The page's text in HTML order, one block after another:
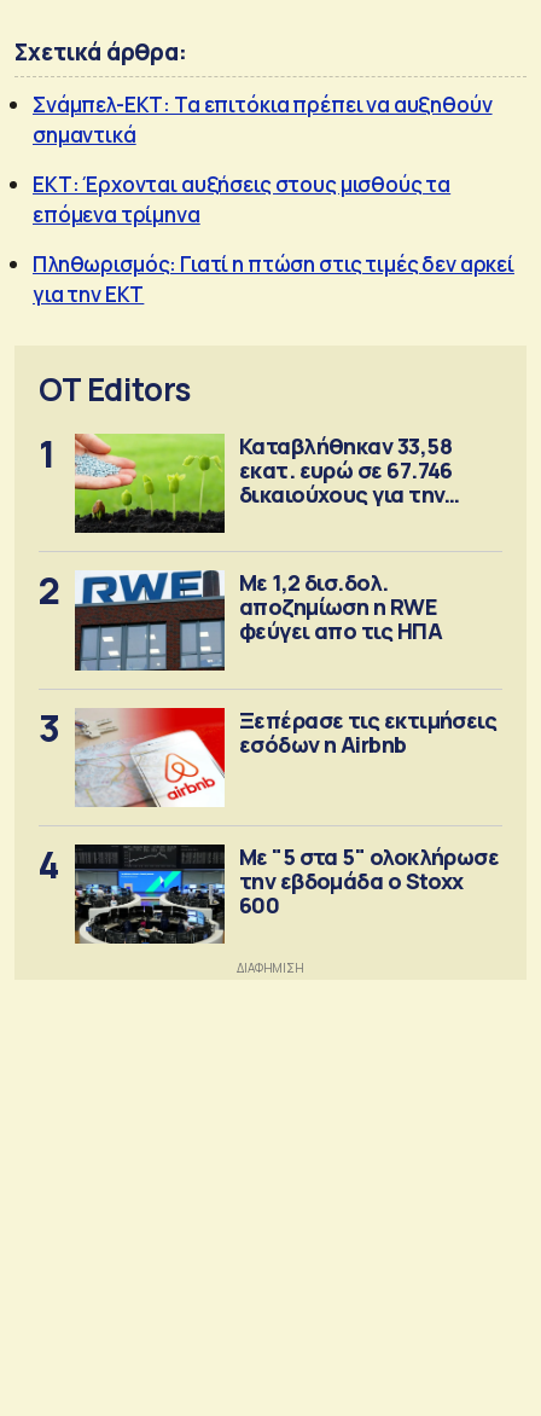
Σχετικά άρθρα:
Σνάμπελ-ΕΚΤ: Τα επιτόκια πρέπει να αυξηθούν
σημαντικά
ΕΚΤ: Έρχονται αυξήσεις στους μισθούς τα
επόμενα τρίμηνα
Πληθωρισμός: Γιατί η πτώση στις τιμές δεν αρκεί
για την ΕΚΤ
OT Editors
1
Καταβλήθηκαν 33,58
εκατ. ευρώ σε 67.746
δικαιούχους για την
2
Με 1,2 δισ.δολ.
αποζημίωση η RWE
φεύγει απο τις ΗΠΑ
3
Ξεπέρασε τις εκτιμήσεις
εσόδων η Airbnb
4
Με "5 στα 5" ολοκλήρωσε
την εβδομάδα ο Stoxx
600